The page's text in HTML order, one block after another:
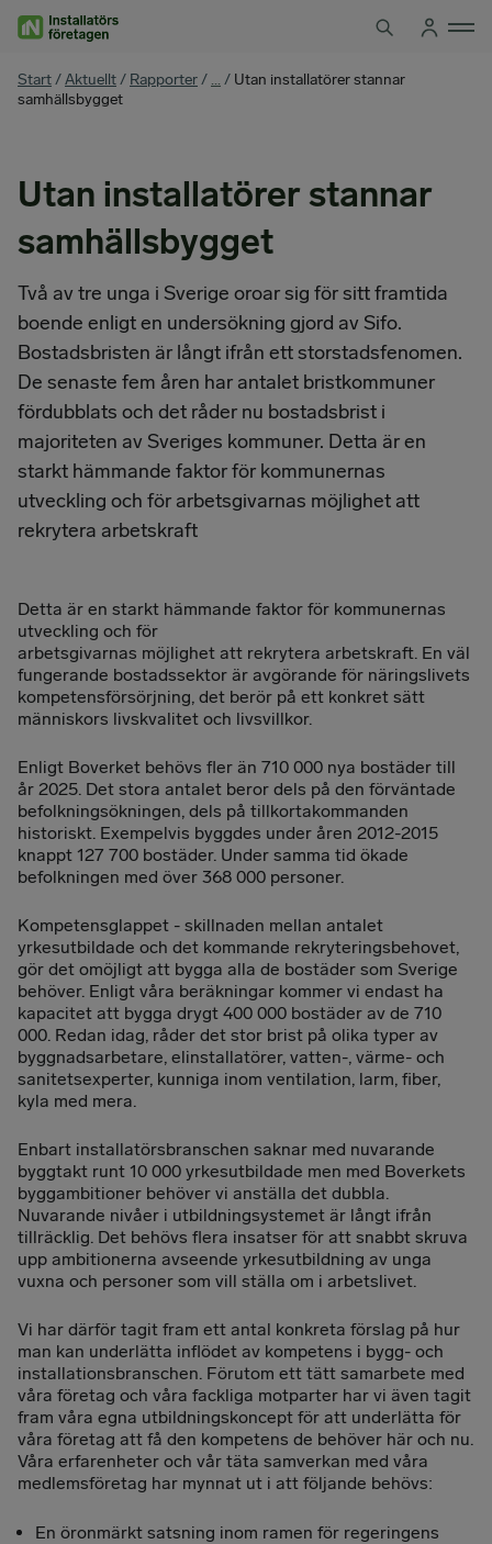
You
are
Start/Aktuellt/ Rapporter/ ... / Utan installatörer stannar
samhällsbygget
Utan installatörer stannar
samhällsbygget
Två av tre unga i Sverige oroar sig för sitt framtida
boende enligt en undersökning gjord av Sifo.
Bostadsbristen är långt ifrån ett storstadsfenomen.
De senaste fem åren har antalet bristkommuner
fördubblats och det råder nu bostadsbrist i
majoriteten av Sveriges kommuner. Detta är en
starkt hämmande faktor för kommunernas
utveckling och för arbetsgivarnas möjlighet att
rekrytera arbetskraft
Detta är en starkt hämmande faktor för kommunernas
utveckling och för
arbetsgivarnas möjlighet att rekrytera arbetskraft. En väl
fungerande bostadssektor är avgörande för näringslivets
kompetensförsörjning, det berör på ett konkret sätt
människors livskvalitet och livsvillkor.
Enligt Boverket behövs fler än 710 000 nya bostäder till
år 2025. Det stora antalet beror dels på den förväntade
befolkningsökningen, dels på tillkortakommanden
historiskt. Exempelvis byggdes under åren 2012-2015
knappt 127 700 bostäder. Under samma tid ökade
befolkningen med över 368 000 personer.
Kompetensglappet - skillnaden mellan antalet
yrkesutbildade och det kommande rekryteringsbehovet,
gör det omöjligt att bygga alla de bostäder som Sverige
behöver. Enligt våra beräkningar kommer vi endast ha
kapacitet att bygga drygt 400 000 bostäder av de 710
000. Redan idag, råder det stor brist på olika typer av
byggnadsarbetare, elinstallatörer, vatten-, värme- och
sanitetsexperter, kunniga inom ventilation, larm, fiber,
kyla med mera.
Enbart installatörsbranschen saknar med nuvarande
byggtakt runt 10 000 yrkesutbildade men med Boverkets
byggambitioner behöver vi anställa det dubbla.
Nuvarande nivåer i utbildningsystemet är långt ifrån
tillräcklig. Det behövs flera insatser för att snabbt skruva
upp ambitionerna avseende yrkesutbildning av unga
vuxna och personer som vill ställa om i arbetslivet.
Vi har därför tagit fram ett antal konkreta förslag på hur
man kan underlätta inflödet av kompetens i bygg- och
installationsbranschen. Förutom ett tätt samarbete med
våra företag och våra fackliga motparter har vi även tagit
fram våra egna utbildningskoncept för att underlätta för
våra företag att få den kompetens de behöver här och nu.
Våra erfarenheter och vår täta samverkan med våra
medlemsföretag har mynnat ut i att följande behövs:
En öronmärkt satsning inom ramen för regeringens